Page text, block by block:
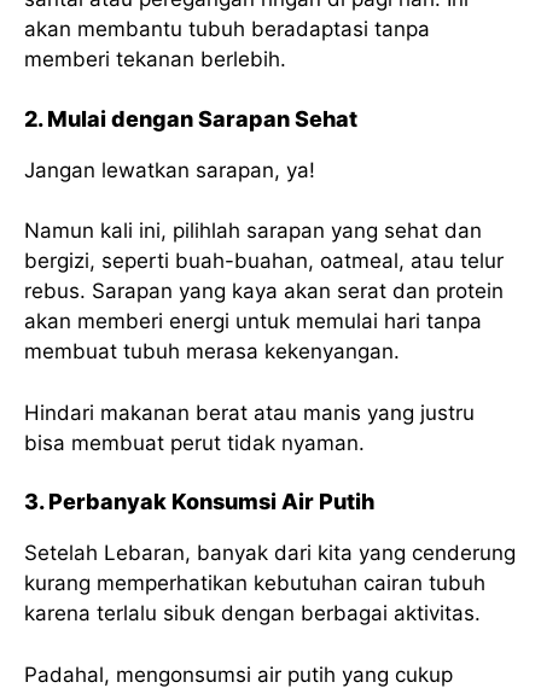
akan membantu tubuh beradaptasi tanpa
memberi tekanan berlebih.
2. Mulai dengan Sarapan Sehat
Jangan lewatkan sarapan, ya!
Namun kali ini, pilihlah sarapan yang sehat dan
bergizi, seperti buah-buahan, oatmeal, atau telur
rebus. Sarapan yang kaya akan serat dan protein
akan memberi energi untuk memulai hari tanpa
membuat tubuh merasa kekenyangan.
Hindari makanan berat atau manis yang justru
bisa membuat perut tidak nyaman.
3. Perbanyak Konsumsi Air Putih
Setelah Lebaran, banyak dari kita yang cenderung
kurang memperhatikan kebutuhan cairan tubuh
karena terlalu sibuk dengan berbagai aktivitas.
Padahal, mengonsumsi air putih yang cukup